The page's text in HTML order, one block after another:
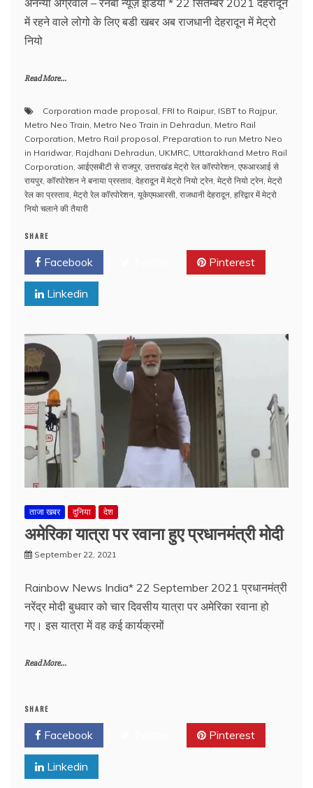
अनन्या अग्रवाल – रेनबो न्यूज़ इंडिया * 22 सिंतम्बर 2021 देहरादून
में रहने वाले लोगो के लिए बडी खबर अब राजधानी देहरादून में मेट्रो
नियो
Read More...
Corporation made proposal, FRI to Raipur, ISBT to Rajpur,
Metro Neo Train, Metro Neo Train in Dehradun, Metro Rail
Corporation, Metro Rail proposal, Preparation to run Metro Neo
in Haridwar, Rajdhani Dehradun, UKMRC, Uttarakhand Metro Rail
Corporation, आईएसबीटी से राजपुर, उत्तराखंड मेट्रो रेल कॉरपोरेशन, एफआरआई से
रायपुर, कॉरपोरेशन ने बनाया प्रस्ताव, देहरादून में मेट्रो नियो ट्रेन, मेट्रो नियो ट्रेन, मेट्रो
रेल का प्रस्ताव, मेट्रो रेल कॉरपोरेशन, यूकेएमआरसी, राजधानी देहरादून, हरिद्वार में मेट्रो
नियो चलाने की तैयारी
SHARE
Facebook Pinterest
Linkedin
ताजा खबर दुनिया देश
अमेरिका यात्रा पर रवाना हुए प्रधानमंत्री मोदी
September 22, 2021
Rainbow News India* 22 September 2021 प्रधानमंत्री
नरेंद्र मोदी बुधवार को चार दिवसीय यात्रा पर अमेरिका रवाना हो
गए। इस यात्रा में वह कई कार्यक्रमों
Read More...
SHARE
Facebook Pinterest
Linkedin